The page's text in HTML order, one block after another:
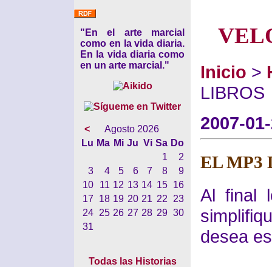
"En el arte marcial
como en la vida diaria.
En la vida diaria como
en un arte marcial."
<
Agosto 2026
Lu Ma Mi Ju Vi Sa Do
1
2
3
4 5 6 7 8
9
10
11 12 13 14 15
16
17
18 19 20 21 22
23
24
25 26 27 28 29 30
31
Todas las Historias
Inicio >
LIBROS
2007-
EL MP3
Al final
desea